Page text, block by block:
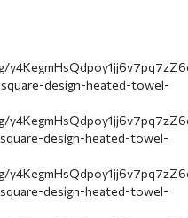
design-heated-towel-
design-heated-towel-
design-heated-towel-